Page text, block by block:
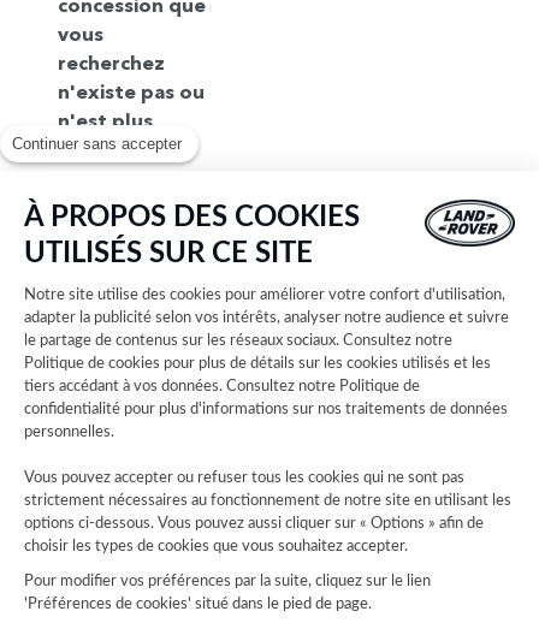
Continuer sans accepter
À PROPOS DES COOKIES
UTILISÉS SUR CE SITE
Notre site utilise des cookies pour améliorer votre confort d'utilisation,
adapter la publicité selon vos intérêts, analyser notre audience et suivre
le partage de contenus sur les réseaux sociaux. Consultez notre
Politique de cookies pour plus de détails sur les cookies utilisés et les
tiers accédant à vos données. Consultez notre Politique de
confidentialité pour plus d'informations sur nos traitements de données
personnelles.
Vous pouvez accepter ou refuser tous les cookies qui ne sont pas
strictement nécessaires au fonctionnement de notre site en utilisant les
options ci-dessous. Vous pouvez aussi cliquer sur « Options » afin de
choisir les types de cookies que vous souhaitez accepter.
Pour modifier vos préférences par la suite, cliquez sur le lien
'Préférences de cookies' situé dans le pied de page.
vous
recherchez
n'existe pas ou
n'est plus
disponible.
votre
concession,
consultez notre
liste complète
des concessions
Land Rover.
Sélectionnez
ensuite votre
concession et
découvrez les
horaires
d'ouverture,
coordonnées,
plans d'accès et
explorez nos